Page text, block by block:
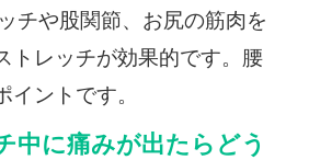
チや股関節、お尻の筋肉を
トレッチが効果的です。腰
イントです。
中に痛みが出たらどう